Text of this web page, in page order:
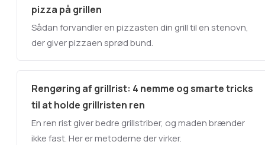
pizza på grillen
Sådan forvandler en pizzasten din grill til en stenovn,
der giver pizzaen sprød bund.
Rengøring af grillrist: 4 nemme og smarte tricks
til at holde grillristen ren
En ren rist giver bedre grillstriber, og maden brænder
ikke fast. Her er metoderne der virker.